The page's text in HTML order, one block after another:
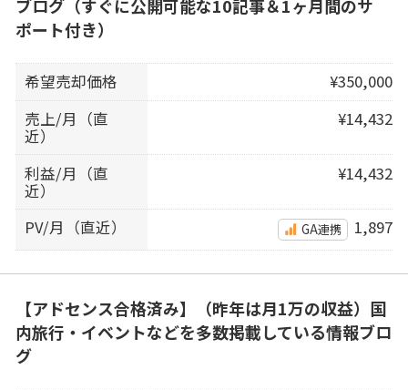
ブログ（すぐに公開可能な10記事＆1ヶ月間のサ
ポート付き）
希望売却価格
¥350,000
売上/月（直
近）
¥14,432
利益/月（直
近）
¥14,432
PV/月（直近） GA連携 1,897
【アドセンス合格済み】（昨年は月1万の収益）国
内旅行・イベントなどを多数掲載している情報ブロ
グ